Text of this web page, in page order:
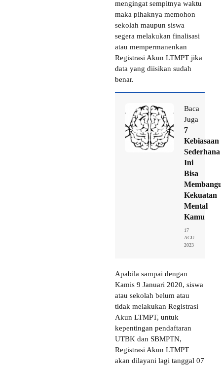
mengingat sempitnya waktu
maka pihaknya memohon
sekolah maupun siswa
segera melakukan finalisasi
atau mempermanenkan
Registrasi Akun LTMPT jika
data yang diisikan sudah
benar.
Baca
Juga
7
Kebiasaan
Sederhana
Ini
Bisa
Kekuatan
Mental
Kamu
17
AGU
2023
Apabila sampai dengan
Kamis 9 Januari 2020, siswa
atau sekolah belum atau
tidak melakukan Registrasi
Akun LTMPT, untuk
kepentingan pendaftaran
UTBK dan SBMPTN,
Registrasi Akun LTMPT
akan dilayani lagi tanggal 07